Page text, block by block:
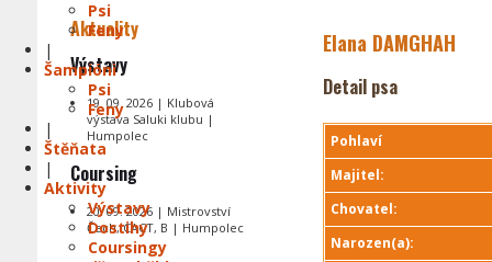
Psi
Feny
|
Šampióni
Psi
Feny
|
Štěňata
|
Aktivity
Výstavy
Dostihy
Coursingy
Elana DAMGHAH
Detail psa
Pohlaví
Majitel:
Chovatel:
Narozen(a):
Aktuality
Výstavy
19. 09. 2026 | Klubová
výstava Saluki klubu |
Humpolec
Coursing
20. 09. 2026 | Mistrovství
Čech, CACT, B | Humpolec